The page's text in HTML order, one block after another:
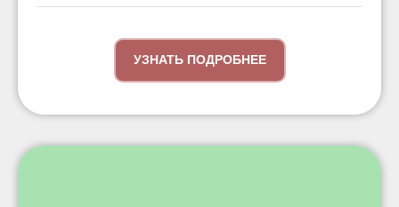
УЗНАТЬ ПОДРОБНЕЕ